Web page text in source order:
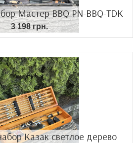
Мастер BBQ PN-BBQ-TDK
3 198 грн.
Казак светлое дерево